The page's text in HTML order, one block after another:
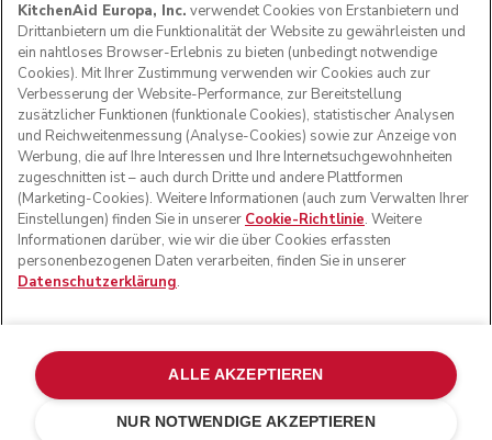
FOLGEN SIE UNS
und das Design der Küchenmaschine sind eingetragene
Marken in den USA und in anderen Ländern.
Meine cookies verwalten Datenschutzerklärung
KitchenAid Europa, Inc. verwendet Cookies von Erstanbietern und
Drittanbietern um die Funktionalität der Website zu gewährleisten und
ein nahtloses Browser-Erlebnis zu bieten (unbedingt notwendige
Cookies). Mit Ihrer Zustimmung verwenden wir Cookies auch zur
Verbesserung der Website-Performance, zur Bereitstellung
zusätzlicher Funktionen (funktionale Cookies), statistischer Analysen
und Reichweitenmessung (Analyse-Cookies) sowie zur Anzeige von
Werbung, die auf Ihre Interessen und Ihre Internetsuchgewohnheiten
zugeschnitten ist – auch durch Dritte und andere Plattformen
(Marketing-Cookies). Weitere Informationen (auch zum Verwalten Ihrer
Einstellungen) finden Sie in unserer Cookie-Richtlinie. Weitere
Informationen darüber, wie wir die über Cookies erfassten
personenbezogenen Daten verarbeiten, finden Sie in unserer
Datenschutzerklärung.
NUR NOTWENDIGE AKZEPTIEREN
ALLE AKZEPTIEREN